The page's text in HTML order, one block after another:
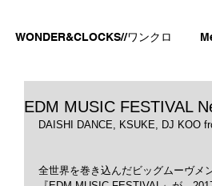
WONDER&CLOCKS//ワンクロ
EDM MUSIC FESTIVAL
DAISHI DANCE, KSUKE, DJ KOO
全世界を巻き込んだビッグムーヴメ